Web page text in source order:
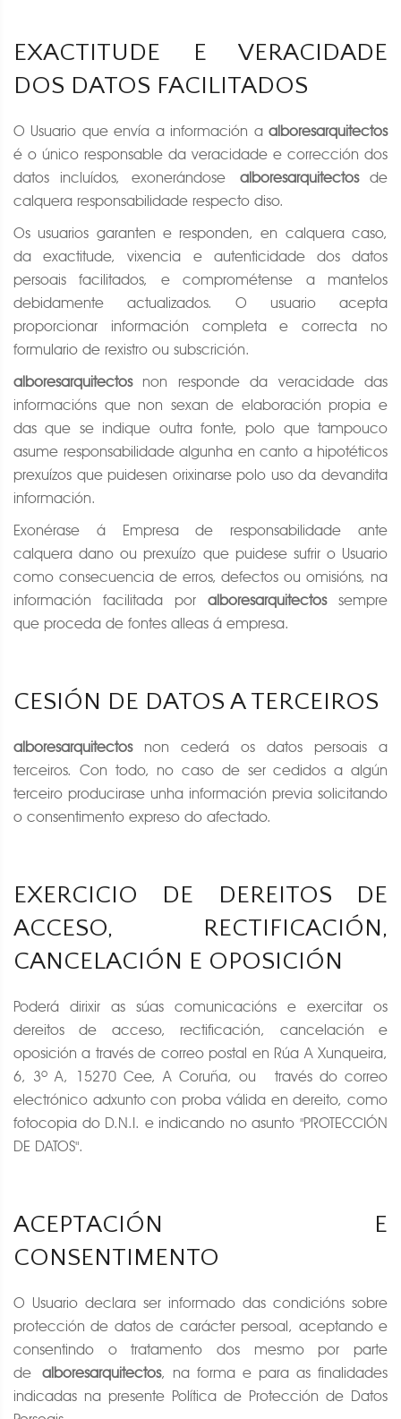
EXACTITUDE E VERACIDADE
DOS DATOS FACILITADOS
O Usuario que envía a información a alboresarquitectos
é o único responsable da veracidade e corrección dos
datos incluídos, exonerándose alboresarquitectosde
calquera responsabilidade respecto diso.
Os usuarios garanten e responden, en calquera caso,
da exactitude, vixencia e autenticidade dos datos
persoais facilitados, e comprométense a mantelos
debidamente actualizados. O usuario acepta
proporcionar información completa e correcta no
formulario de rexistro ou subscrición.
alboresarquitectosnon responde da veracidade das
informacións que non sexan de elaboración propia e
das que se indique outra fonte, polo que tampouco
asume responsabilidade algunha en canto a hipotéticos
prexuízos que puidesen orixinarse polo uso da devandita
información.
Exonérase á Empresa de responsabilidade ante
calquera dano ou prexuízo que puidese sufrir o Usuario
como consecuencia de erros, defectos ou omisións, na
información facilitada por alboresarquitectossempre
que proceda de fontes alleas á empresa.
CESIÓN DE DATOS A TERCEIROS
alboresarquitectosnon cederá os datos persoais a
terceiros. Con todo, no caso de ser cedidos a algún
terceiro producirase unha información previa solicitando
o consentimento expreso do afectado.
EXERCICIO DE DEREITOS DE
ACCESO, RECTIFICACIÓN,
CANCELACIÓN E OPOSICIÓN
Poderá dirixir as súas comunicacións e exercitar os
dereitos de acceso, rectificación, cancelación e
oposición a través de correo postal en Rúa A Xunqueira,
6, 3º A, 15270 Cee, A Coruña, ou través do correo
electrónico adxunto con proba válida en dereito, como
fotocopia do D.N.I. e indicando no asunto "PROTECCIÓN
DE DATOS".
ACEPTACIÓN E
CONSENTIMENTO
O Usuario declara ser informado das condicións sobre
protección de datos de carácter persoal, aceptando e
consentindo o tratamento dos mesmo por parte
de alboresarquitectos, na forma e para as finalidades
indicadas na presente Política de Protección de Datos